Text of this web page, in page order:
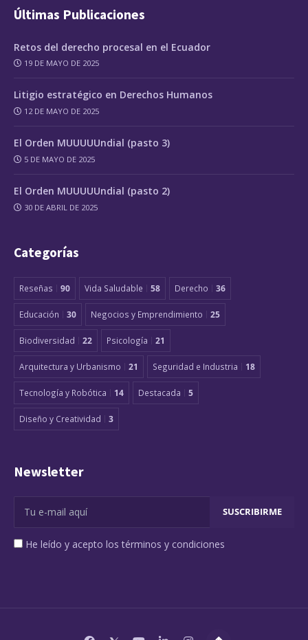
Últimas Publicaciones
Retos del derecho procesal en el Ecuador
19 DE MAYO DE 2025
Litigio estratégico en Derechos Humanos
12 DE MAYO DE 2025
El Orden MUUUUUndial (pasto 3)
5 DE MAYO DE 2025
El Orden MUUUUUndial (pasto 2)
30 DE ABRIL DE 2025
Categorías
Reseñas 90 Vida Saludable 58 Derecho 36
Educación 30 Negocios y Emprendimiento 25
Biodiversidad 22 Psicología 21
Arquitectura y Urbanismo 21 Seguridad e Industria 18
Tecnología y Robótica 14 Destacada 5
Diseño y Creatividad 3
Newsletter
He leído y acepto los términos y condiciones